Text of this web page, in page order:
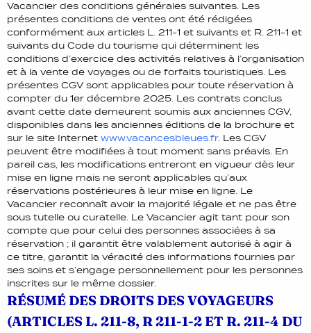
Vacancier des conditions générales suivantes. Les
présentes conditions de ventes ont été rédigées
conformément aux articles L. 211-1 et suivants et R. 211-1 et
suivants du Code du tourisme qui déterminent les
conditions d’exercice des activités relatives à l’organisation
et à la vente de voyages ou de forfaits touristiques. Les
présentes CGV sont applicables pour toute réservation à
compter du 1er décembre 2025. Les contrats conclus
avant cette date demeurent soumis aux anciennes CGV,
disponibles dans les anciennes éditions de la brochure et
sur le site Internet www.vacancesbleues.fr. Les CGV
peuvent être modifiées à tout moment sans préavis. En
pareil cas, les modifications entreront en vigueur dès leur
mise en ligne mais ne seront applicables qu’aux
réservations postérieures à leur mise en ligne. Le
Vacancier reconnaît avoir la majorité légale et ne pas être
sous tutelle ou curatelle. Le Vacancier agit tant pour son
compte que pour celui des personnes associées à sa
réservation ; il garantit être valablement autorisé à agir à
ce titre, garantit la véracité des informations fournies par
ses soins et s’engage personnellement pour les personnes
inscrites sur le même dossier.
RÉSUMÉ DES DROITS DES VOYAGEURS
(ARTICLES L. 211-8, R 211-1-2 ET R. 211-4 DU